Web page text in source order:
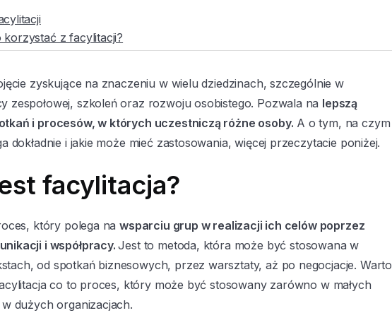
z facylitacji?
zyskujące na znaczeniu w wielu dziedzinach, szczególnie w
zespołowej, szkoleń oraz rozwoju osobistego. Pozwala na lepszą
i procesów, w których uczestniczą różne osoby. A o tym, na czym
dokładnie i jakie może mieć zastosowania, więcej przeczytacie poniżej.
facylitacja?
który polega nawsparciu grup w realizacji ich celów poprzez
i współpracy.Jest to metoda, która może być stosowana w
od spotkań biznesowych, przez warsztaty, aż po negocjacje. Warto
co to proces, który może być stosowany zarówno w małych
w dużych organizacjach.